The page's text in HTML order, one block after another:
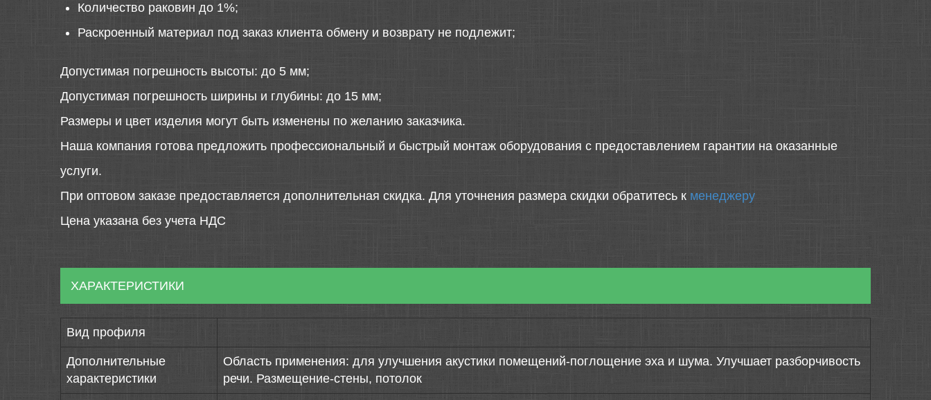
Количество раковин до 1%;
Раскроенный материал под заказ клиента обмену и возврату не подлежит;
Допустимая погрешность высоты: до 5 мм;
Допустимая погрешность ширины и глубины: до 15 мм;
Размеры и цвет изделия могут быть изменены по желанию заказчика.
Наша компания готова предложить профессиональный и быстрый монтаж оборудования с предоставлением гарантии на оказанные
услуги.
При оптовом заказе предоставляется дополнительная скидка. Для уточнения размера скидки обратитесь к менеджеру
Цена указана без учета НДС
ХАРАКТЕРИСТИКИ
Вид профиля
Дополнительные
характеристики
Область применения: для улучшения акустики помещений-поглощение эха и шума. Улучшает разборчивость
речи. Размещение-стены, потолок